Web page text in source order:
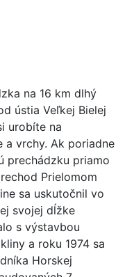
na 16 km dlhý
ústia Veľkej Bielej
urobíte na
a vrchy. Ak poriadne
prechádzku priamo
Prielomom
sa uskutočnil vo
svojej dĺžke
s výstavbou
a roku 1974 sa
Horskej